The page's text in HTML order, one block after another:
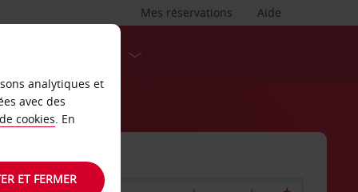
Aide
Mes réservations
analytiques et
avec des
cookies. En
ET FERMER